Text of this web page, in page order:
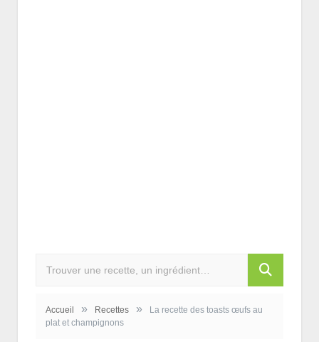
Accueil » Recettes »
La recette des toasts œufs au
plat et champignons